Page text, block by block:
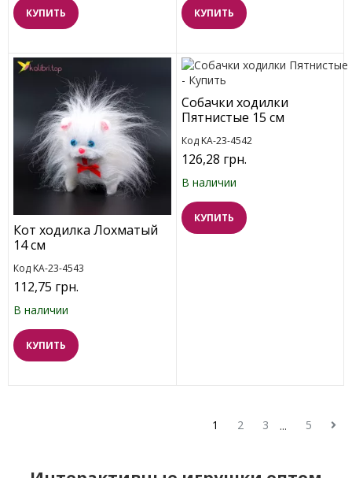
КУПИТЬ КУПИТЬ
Кот ходилка Лохматый
14 см
Код KA-23-4543
112,75 грн.
В наличии
КУПИТЬ
Собачки ходилки
Пятнистые 15 см
Код KA-23-4542
126,28 грн.
В наличии
КУПИТЬ
1 2 3 ... 5